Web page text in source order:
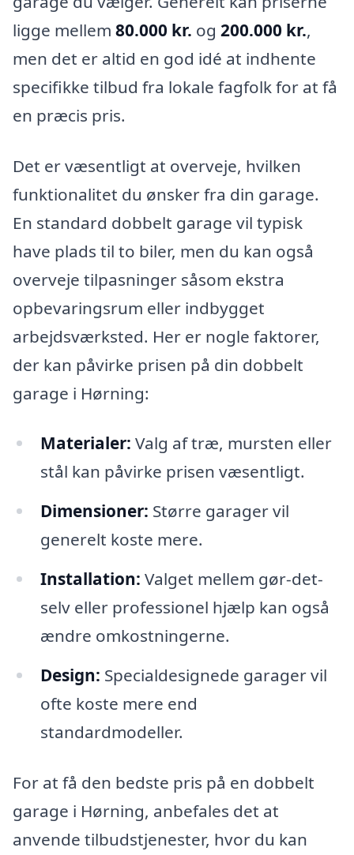
ligge mellem 80.000 kr. og 200.000 kr.,
men det er altid en god idé at indhente
specifikke tilbud fra lokale fagfolk for at få
en præcis pris.
Det er væsentligt at overveje, hvilken
funktionalitet du ønsker fra din garage.
En standard dobbelt garage vil typisk
have plads til to biler, men du kan også
overveje tilpasninger såsom ekstra
opbevaringsrum eller indbygget
arbejdsværksted. Her er nogle faktorer,
der kan påvirke prisen på din dobbelt
garage i Hørning:
Materialer: Valg af træ, mursten eller
stål kan påvirke prisen væsentligt.
Dimensioner: Større garager vil
generelt koste mere.
Installation: Valget mellem gør-det-
selv eller professionel hjælp kan også
ændre omkostningerne.
Design: Specialdesignede garager vil
ofte koste mere end
standardmodeller.
For at få den bedste pris på en dobbelt
garage i Hørning, anbefales det at
anvende tilbudstjenester, hvor du kan